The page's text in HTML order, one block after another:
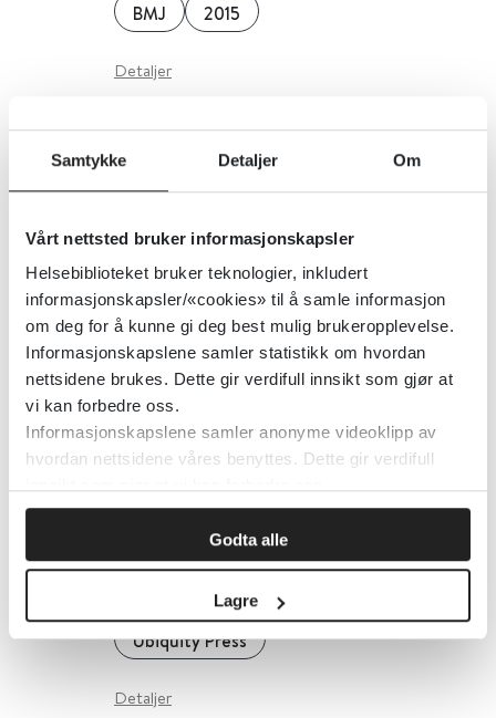
Samtykke Detaljer Om
Vårt nettsted bruker informasjonskapsler
Helsebiblioteket bruker teknologier, inkludert
informasjonskapsler/«cookies» til å samle informasjon
om deg for å kunne gi deg best mulig brukeropplevelse.
Informasjonskapslene samler statistikk om hvordan
nettsidene brukes. Dette gir verdifull innsikt som gjør at
vi kan forbedre oss.
Informasjonskapslene samler anonyme videoklipp av
hvordan nettsidene våres benyttes. Dette gir verdifull
Godta alle
Lagre
BMJ 2015
Detaljer
Journal of Medical Internet
Research Mental Health
Society of Digital Psychiatry
Detaljer
Journal of Eating Disorders
BioMed Central (BMC) 2020
Ubiquity Press
Detaljer